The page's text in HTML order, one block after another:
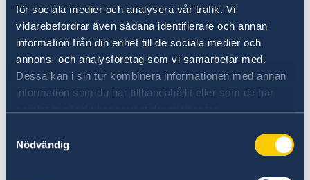
för sociala medier och analysera vår trafik. Vi
vidarebefordrar även sådana identifierare och annan
information från din enhet till de sociala medier och
annons- och analysföretag som vi samarbetar med.
Dessa kan i sin tur kombinera informationen med annan
information som du har tillhandahållit eller som de har
Nödvändig
Läs pressmeddelandet om utrikesdeklarationen
på regeringen.se.
Läs hela utrikesdeklarationen på regeringen.se.
Senast uppdaterad 18 feb. 2026, 15.55